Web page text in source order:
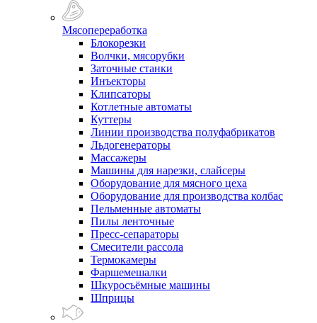
Мясопереработка
Блокорезки
Волчки, мясорубки
Заточные станки
Инъекторы
Клипсаторы
Котлетные автоматы
Куттеры
Линии производства полуфабрикатов
Льдогенераторы
Массажеры
Машины для нарезки, слайсеры
Оборудование для мясного цеха
Оборудование для производства колбас
Пельменные автоматы
Пилы ленточные
Пресс-сепараторы
Смесители рассола
Термокамеры
Фаршемешалки
Шкуросъёмные машины
Шприцы